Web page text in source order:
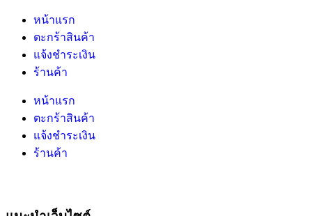
หน้าแรก
ตะกร้าสินค้า
แจ้งชำระเงิน
ร้านค้า
หน้าแรก
ตะกร้าสินค้า
แจ้งชำระเงิน
ร้านค้า